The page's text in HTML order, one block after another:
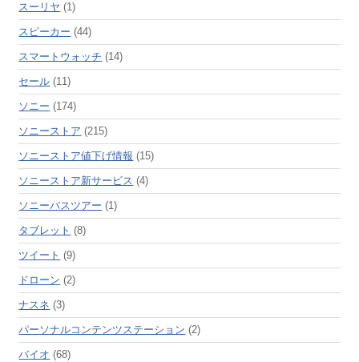
スーリヤ (1)
スピーカー (44)
スマートウォッチ (14)
セール (11)
ソニー (174)
ソニーストア (215)
ソニーストア値下げ情報 (15)
ソニーストア新サービス (4)
ソニーバスツアー (1)
タブレット (8)
ツイート (9)
ドローン (2)
ナスネ (3)
パーソナルコンテンツステーション (2)
バイオ (68)